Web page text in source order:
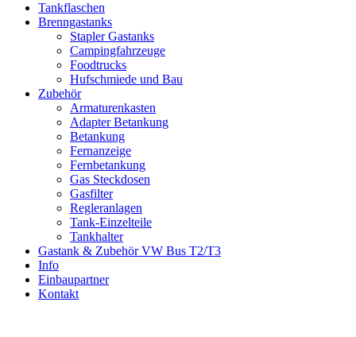
Tankflaschen
Brenngastanks
Stapler Gastanks
Campingfahrzeuge
Foodtrucks
Hufschmiede und Bau
Zubehör
Armaturenkasten
Adapter Betankung
Betankung
Fernanzeige
Fernbetankung
Gas Steckdosen
Gasfilter
Regleranlagen
Tank-Einzelteile
Tankhalter
Gastank & Zubehör VW Bus T2/T3
Info
Einbaupartner
Kontakt